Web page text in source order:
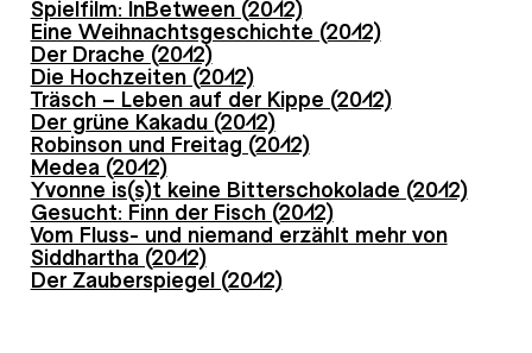
Spielfilm: InBetween (2012)
Eine Weihnachtsgeschichte (2012)
Der Drache (2012)
Die Hochzeiten (2012)
Träsch – Leben auf der Kippe (2012)
Der grüne Kakadu (2012)
Robinson und Freitag (2012)
Medea (2012)
Yvonne is(s)t keine Bitterschokolade (2012)
Gesucht: Finn der Fisch (2012)
Vom Fluss- und niemand erzählt mehr von
Siddhartha (2012)
Der Zauberspiegel (2012)